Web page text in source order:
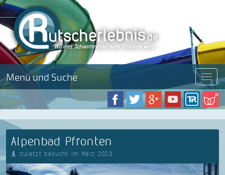
Menü und Suche Menü
Alpenbad Pfronten
zuletzt besucht im März 2023